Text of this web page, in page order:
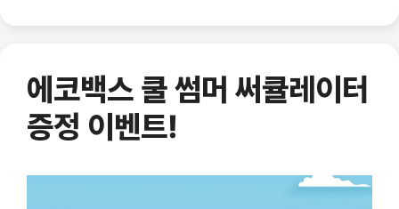
에코백스 쿨 썸머 써큘레이터
증정 이벤트!